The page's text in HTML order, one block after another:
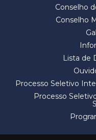
Conselho
Conselho
Lista de
Processo Seletivo
Processo